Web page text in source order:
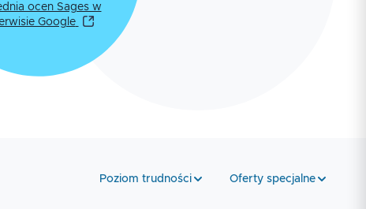
ocen Sages w
Google
Poziom trudności Oferty specjalne